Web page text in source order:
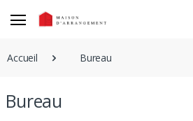
Accueil Bureau
Bureau